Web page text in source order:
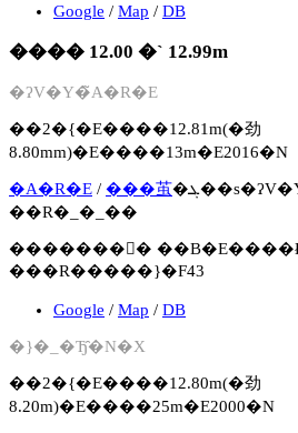
Google / Map / DB
���� 12.00 �` 12.99m
�ʔV�Y�̃A�R�E
��2�{�E����12.81m(�劲
8.80mm)�E����13m�E2016�N
�A�R�E / ���茧�ܓ��s�ʔV�Y��(���]��)
��R�_�_��
�������񍐏�
���R�����}�F43
Google / Map / DB
�}�_�Ђ̑�N�X
��2�{�E����12.80m(�劲
8.20m)�E����25m�E2000�N